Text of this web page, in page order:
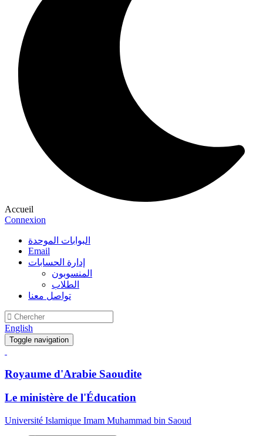
Accueil
Connexion
البوابات الموحدة
Email
إدارة الحسابات
المنسوبون
الطلاب
تواصل معنا
English
Toggle navigation
Royaume d'Arabie Saoudite
Le ministère de l'Éducation
Université Islamique Imam Muhammad bin Saoud